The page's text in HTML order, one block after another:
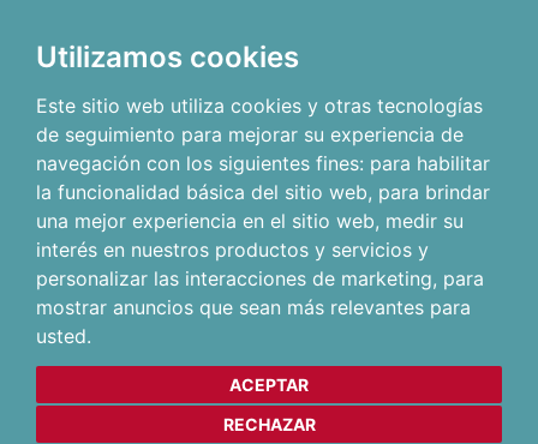
Utilizamos cookies
Este sitio web utiliza cookies y otras tecnologías
de seguimiento para mejorar su experiencia de
navegación con los siguientes fines: para habilitar
la funcionalidad básica del sitio web, para brindar
una mejor experiencia en el sitio web, medir su
interés en nuestros productos y servicios y
personalizar las interacciones de marketing, para
mostrar anuncios que sean más relevantes para
usted.
ACEPTAR
RECHAZAR